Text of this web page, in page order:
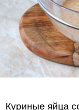
Куриные яйца